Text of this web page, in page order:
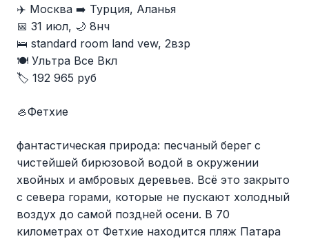
✈️ Москва ➡️ Турция, Аланья
📅 31 июл, 🌙 8нч
🛌 standard room land vew, 2взр
🍽 Ультра Все Вкл
🏷️ 192 965 руб
🦪Фетхие
фантастическая природа: песчаный берег с
чистейшей бирюзовой водой в окружении
хвойных и амбровых деревьев. Всё это закрыто
с севера горами, которые не пускают холодный
воздух до самой поздней осени. В 70
километрах от Фетхие находится пляж Патара